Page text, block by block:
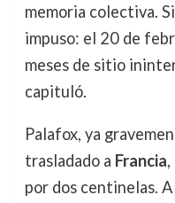
memoria colectiva.
impuso: el 20 de
meses de sitio
capituló.
Palafox, ya
trasladado a Francia
por dos centinelas.